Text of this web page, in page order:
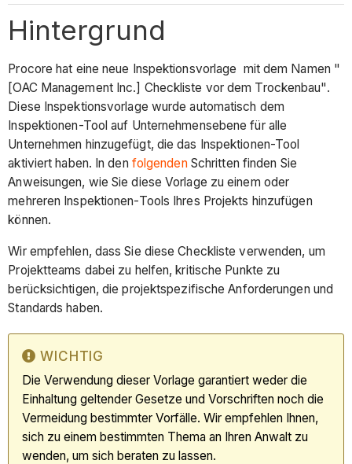
Hintergrund
Procore hat eine neue Inspektionsvorlage mit dem Namen "
[OAC Management Inc.] Checkliste vor dem Trockenbau".
Diese Inspektionsvorlage wurde automatisch dem
Inspektionen-Tool auf Unternehmensebene für alle
Unternehmen hinzugefügt, die das Inspektionen-Tool
aktiviert haben. In den folgendenSchritten finden Sie
Anweisungen, wie Sie diese Vorlage zu einem oder
mehreren Inspektionen-Tools Ihres Projekts hinzufügen
können.
Wir empfehlen, dass Sie diese Checkliste verwenden, um
Projektteams dabei zu helfen, kritische Punkte zu
berücksichtigen, die projektspezifische Anforderungen und
Standards haben.
WICHTIG
Die Verwendung dieser Vorlage garantiert weder die
Einhaltung geltender Gesetze und Vorschriften noch die
Vermeidung bestimmter Vorfälle. Wir empfehlen Ihnen,
sich zu einem bestimmten Thema an Ihren Anwalt zu
wenden, um sich beraten zu lassen.